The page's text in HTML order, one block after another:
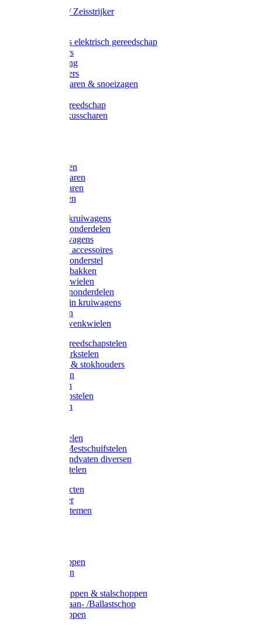
Wetstenen / Zeisstrijker
Accessoires elektrisch gereedschap
Grasmaaiers
Tuinreiniging
Robotmaaiers
Heggenscharen & snoeizagen
Klussen gereedschap
Gras & buxusscharen
Snoeischaren
Heggenscharen
Takkenscharen
Snoeimessen
Landbouwkruiwagens
Kruiwagenonderdelen
Bouwkruiwagens
Kruiwagen accessoires
Kruiwagenonderstel
Kruiwagenbakken
Kruiwagenwielen
Steekwagenonderdelen
Huis en Tuin kruiwagens
Steekwagen
Bok- en Zwenkwielen
Overige gereedschapstelen
Bezem-/Harkstelen
Handvaten & stokhouders
Hamerstelen
Spadestelen
Graanschopstelen
Schopstelen
Gardena stelen
Sneeuw- /Mestschuifstelen
Stelen / Handvaten diversen
Telescoopstelen
Tuin producten
Fruitplukker
Ophangsystemen
Betonschoppen
Schepbatsen
Ballastschoppen & stalschoppen
Slijtsrip Graan- /Ballastschop
Graanschoppen